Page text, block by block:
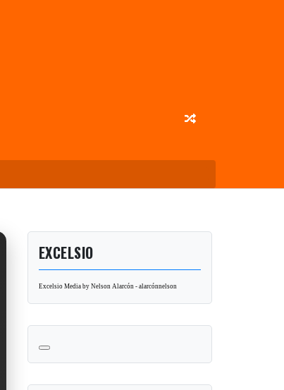
EXCELSIO
Excelsio Media by Nelson Alarcón - alarcónnelson